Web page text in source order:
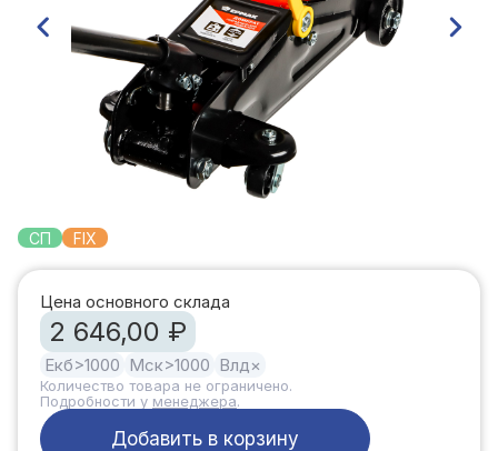
СП FIX
Цена основного склада
2 646,00 ₽
Екб>1000 Мск>1000 Влд ×
Количество товара не ограничено.
Подробности у менеджера.
Добавить в корзину